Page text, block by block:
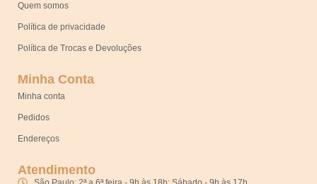
Quem somos
Política de privacidade
Política de Trocas e Devoluções
Minha Conta
Minha conta
Pedidos
Endereços
Atendimento